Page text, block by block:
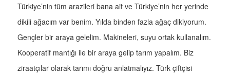
Türkiye’nin tüm arazileri bana ait ve Türkiye’nin her yerinde
dikili ağacım var benim. Yılda binden fazla ağaç dikiyorum.
Gençler bir araya gelelim. Makineleri, suyu ortak kullanalım.
Kooperatif mantığı ile bir araya gelip tarım yapalım. Biz
ziraatçılar olarak tarımı doğru anlatmalıyız. Türk çiftçisi